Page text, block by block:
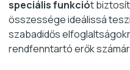
speciális funkciót
összessége ideálissá
szabadidős
rendfenntartó erők